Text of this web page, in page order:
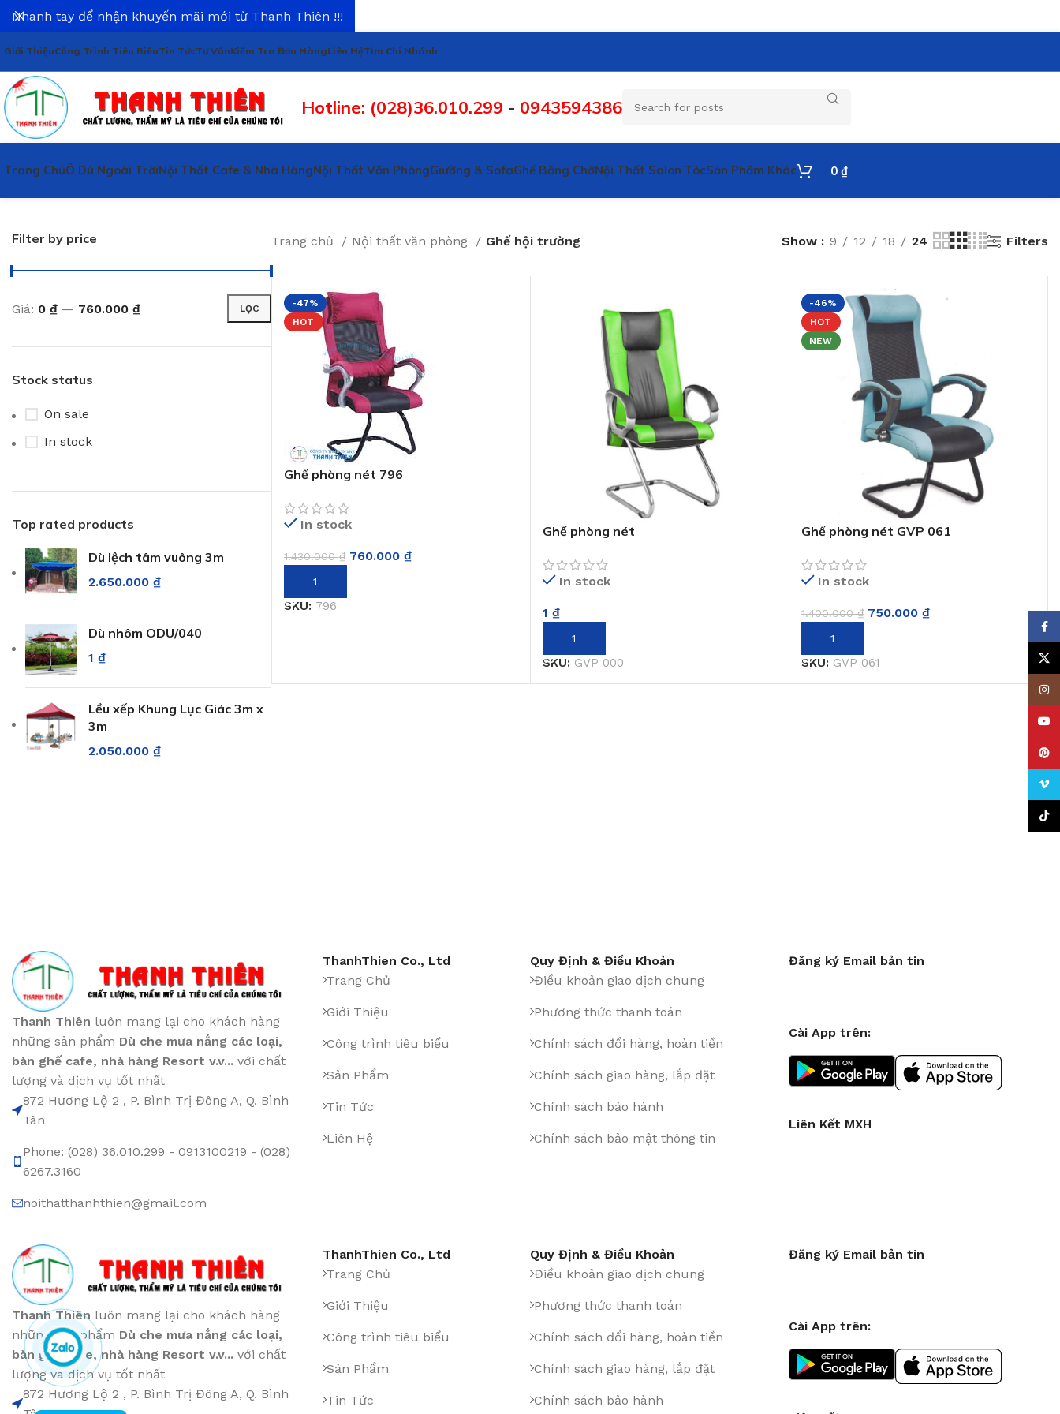
Giới ThiệuCông Trình Tiêu BiểuTin TứcTư VấnKiểm Tra Đơn HàngLiên HệTìm Chi Nhánh
Hotline: (028)36.010.299 - 0943594386
Trang ChủÔ Dù Ngoài TrờiNội Thất Cafe & Nhà HàngNội Thất Văn PhòngGiường & SofaGhế Băng ChờNội Thất Salon TócSản Phẩm Khác 0 ₫
Filter by price
LỌC
Giá: 0 ₫ — 760.000 ₫
Stock status
On sale
In stock
Top rated products
Dù lệch tâm vuông 3m
2.650.000 ₫
Dù nhôm ODU/040
1 ₫
Lều xếp Khung Lục Giác 3m x
3m
2.050.000 ₫
Trang chủ Nội thất văn phòng Ghế hội trường Show 9 12 18 24 Filters
-47%
HOT
Ghế phòng nét 796
In stock
1.430.000₫ 760.000 ₫
THÊM VÀO GIỎ HÀNG
SKU: 796
Ghế phòng nét
In stock
1 ₫
THÊM VÀO GIỎ HÀNG
SKU: GVP 000
-46%
HOT
NEW
Ghế phòng nét GVP 061
In stock
1.400.000₫ 750.000 ₫
THÊM VÀO GIỎ HÀNG
SKU: GVP 061
Thanh Thiên luôn mang lại cho khách hàng
những sản phẩm Dù che mưa nắng các loại,
bàn ghế cafe, nhà hàng Resort v.v... với chất
lượng và dịch vụ tốt nhất
872 Hương Lộ 2 , P. Bình Trị Đông A, Q. Bình
Tân
Phone: (028) 36.010.299 - 0913100219 - (028)
6267.3160
noithatthanhthien@gmail.com
ThanhThien Co., Ltd
Trang Chủ
Giới Thiệu
Công trình tiêu biểu
Sản Phẩm
Tin Tức
Liên Hệ
Quy Định & Điều Khoản
Điều khoản giao dịch chung
Phương thức thanh toán
Chính sách đổi hàng, hoàn tiền
Chính sách giao hàng, lắp đặt
Chính sách bảo hành
Chính sách bảo mật thông tin
Đăng ký Email bản tin
Cài App trên:
Liên Kết MXH
Thanh Thiên luôn mang lại cho khách hàng
những sản phẩm Dù che mưa nắng các loại,
bàn ghế cafe,nhà hàng Resort v.v... với chất
lượng và dịch vụ tốt nhất
872 Hương Lộ 2 , P. Bình Trị Đông A, Q. Bình
ThanhThien Co., Ltd
Trang Chủ
Giới Thiệu
Công trình tiêu biểu
Sản Phẩm
Tin Tức
Quy Định & Điều Khoản
Điều khoản giao dịch chung
Phương thức thanh toán
Chính sách đổi hàng, hoàn tiền
Chính sách giao hàng, lắp đặt
Chính sách bảo hành
Đăng ký Email bản tin
Cài App trên:
Nhanh tay để nhận khuyến mãi mới từ Thanh Thiên !!!